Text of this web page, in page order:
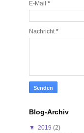
E-Mail *
Nachricht *
Blog-Archiv
▼ 2019 (2)